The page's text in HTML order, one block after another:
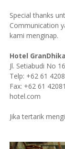
Special thanks
Communication
kami menginap.
Hotel
Jl. Setiabudi No
Telp: +62 61
Fax: +62 61
hotel.com
Jika tertarik